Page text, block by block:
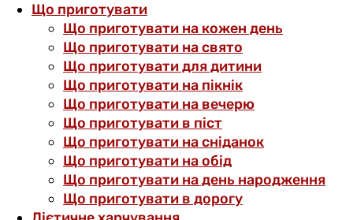
Що приготувати
Що приготувати на кожен день
Що приготувати на свято
Що приготувати для дитини
Що приготувати на пікнік
Що приготувати на вечерю
Що приготувати в піст
Що приготувати на сніданок
Що приготувати на обід
Що приготувати на день народження
Що приготувати в дорогу